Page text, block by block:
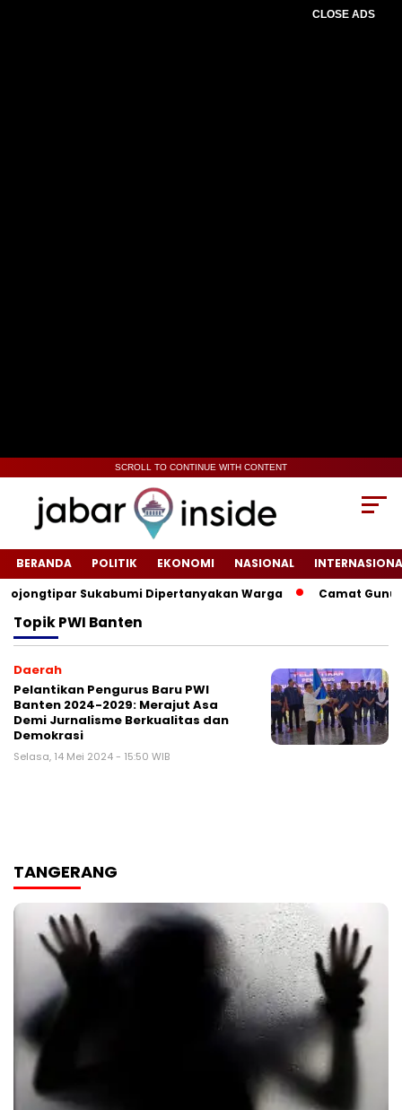
CLOSE ADS
SCROLL TO CONTINUE WITH CONTENT
BERANDA POLITIK EKONOMI NASIONAL
Sukabumi Dipertanyakan Warga
‎‎Camat
TopikPWI Banten
Daerah
Pelantikan Pengurus Baru PWI
Banten 2024-2029: Merajut Asa
Demi Jurnalisme Berkualitas dan
Demokrasi
Selasa, 14 Mei 2024 - 15:50 WIB
TANGERANG